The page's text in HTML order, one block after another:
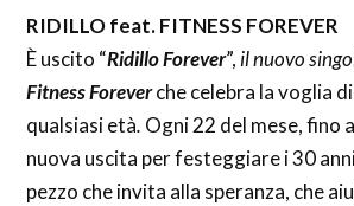
RIDILLO feat. FITNESS FOREVER
È uscito “Ridillo Forever”,il nuovo
Fitness Foreverche celebra la voglia
qualsiasi età. Ogni 22 del mese, fino
nuova uscita per festeggiare i 30
pezzo che invita alla speranza, che